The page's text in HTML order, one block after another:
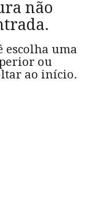
não
escolha uma
ou
ao início.